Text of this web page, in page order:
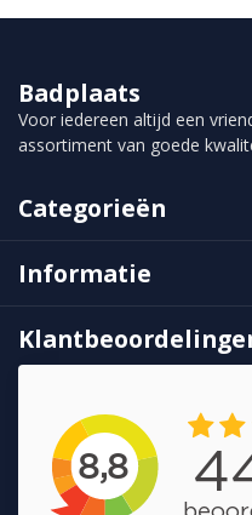
Badplaats
Voor iedereen altijd een
assortiment van goede
Categorieën
Informatie